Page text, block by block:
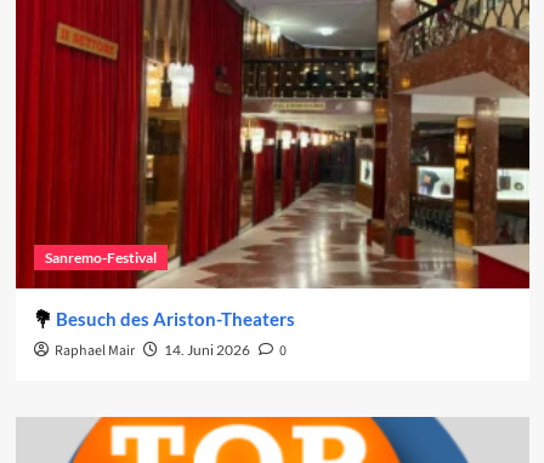
Sanremo-Festival
Besuch des Ariston-Theaters
Raphael Mair 14. Juni 2026 0